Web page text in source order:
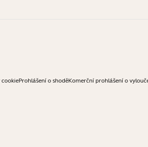
cookieProhlášení o shoděKomerční prohlášení o